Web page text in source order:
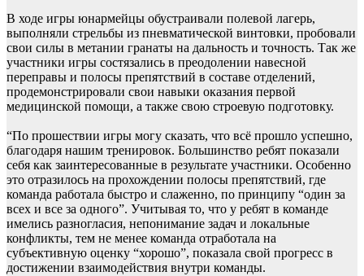
В ходе игры юнармейцы обустраивали полевой лагерь,
выполняли стрельбы из пневматической винтовки, пробовали
свои силы в метании гранаты на дальность и точность. Так же
участники игры состязались в преодолении навесной
переправы и полосы препятствий в составе отделений,
продемонстрировали свои навыки оказания первой
медицинской помощи, а также свою строевую подготовку.
“По прошествии игры могу сказать, что всё прошло успешно,
благодаря нашим тренировок. Большинство ребят показали
себя как заинтересованные в результате участники. Особенно
это отразилось на прохождении полосы препятствий, где
команда работала быстро и слаженно, по принципу “один за
всех и все за одного”. Учитывая то, что у ребят в команде
имелись разногласия, непонимание задач и локальные
конфликты, тем не менее команда отработала на
субъективную оценку “хорошо”, показала свой прогресс в
достижении взаимодействия внутри команды.